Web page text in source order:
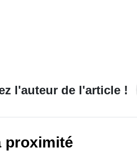
l'auteur de l'article !
proximité